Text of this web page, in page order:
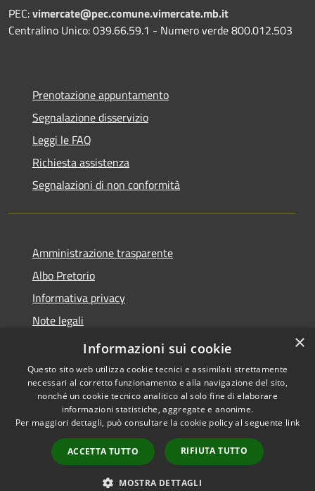
PEC:vimercate@pec.comune.vimercate.mb.it
Centralino Unico: 039.66.59.1 - Numero verde 800.012.503
Prenotazione appuntamento
Segnalazione disservizio
Leggi le FAQ
Richiesta assistenza
Segnalazioni di non conformità
Amministrazione trasparente
Albo Pretorio
Informativa privacy
Note legali
Dichiarazione di accessibilità
Accessibilità
Copyright © 2026 • Città di
Vimercate • Powered by
Municipium•
Accesso
redazione
×
Informazioni sui cookie
Questo sito web utilizza cookie tecnici e assimilati strettamente
necessari al corretto funzionamento e alla navigazione del sito,
nonché un cookie tecnico analitico al solo fine di elaborare
informazioni statistiche, aggregate e anonime.
Per maggiori dettagli, può consultare la cookie policy al seguente link
ACCETTA TUTTO RIFIUTA TUTTO
MOSTRA DETTAGLI